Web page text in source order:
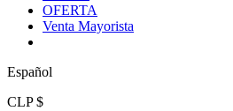
OFERTA
Venta Mayorista
Español
CLP $